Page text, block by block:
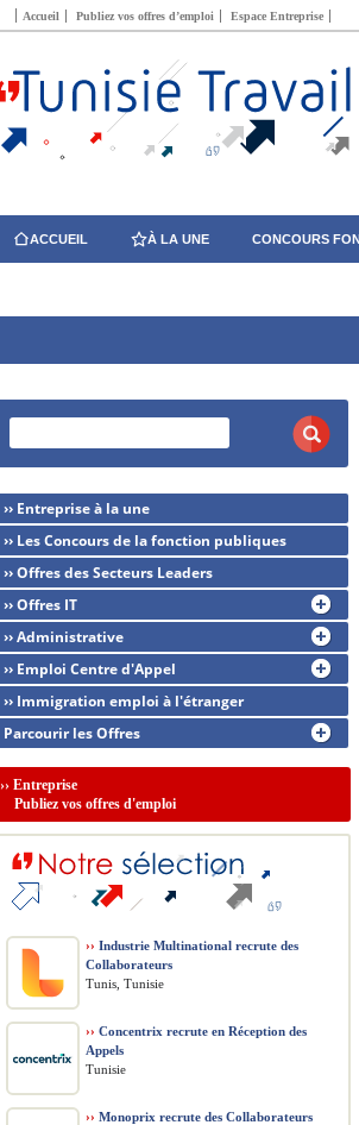
Accueil Publiez vos offres d’emploi Espace Entreprise
ACCUEIL À LA UNE CONCOURS
›› Entreprise à la une
›› Les Concours de la fonction publiques
›› Offres des Secteurs Leaders
›› Offres IT
›› Administrative
›› Emploi Centre d'Appel
›› Immigration emploi à l'étranger
Parcourir les Offres
›› Entreprise
Publiez vos offres d'emploi
›› Industrie Multinational recrute des
Collaborateurs
Tunis, Tunisie
›› Concentrix recrute en Réception des
Appels
Tunisie
›› Monoprix recrute des Collaborateurs